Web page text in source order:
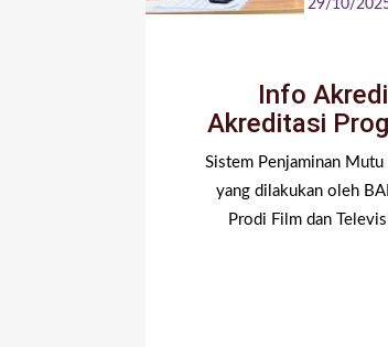
29/10/
Info
Akreditasi
Sistem Penjaminan
yang dilakukan oleh
Prodi Film dan